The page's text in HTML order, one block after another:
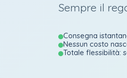
Sempre il
Consegna
Nessun costo
Totale flessibilità: